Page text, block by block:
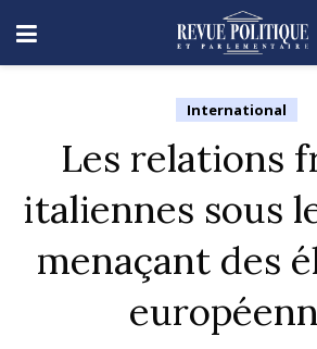
International
Les relations
italiennes sous
menaçant des